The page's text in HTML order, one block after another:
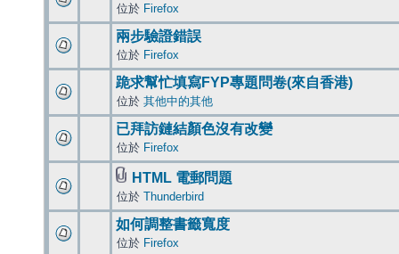
位於 Firefox
兩步驗證錯誤
位於 Firefox
跪求幫忙填寫FYP專題問卷(來自香港)
位於 其他中的其他
已拜訪鏈結顏色沒有改變
位於 Firefox
HTML 電郵問題
位於 Thunderbird
如何調整書籤寬度
位於 Firefox